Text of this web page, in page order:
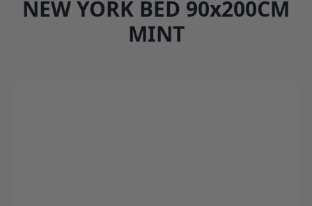
NEW YORK BED 90x200CM
MINT